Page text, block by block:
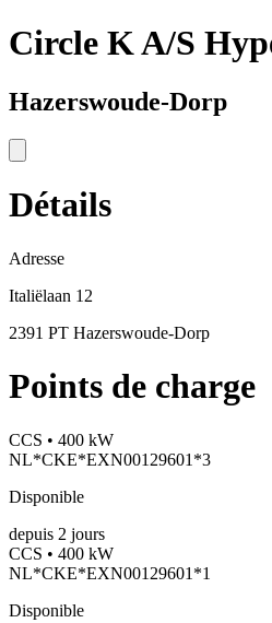
Circle K A/S
Hazerswoude-Dorp
Détails
Adresse
Italiëlaan 12
2391 PT Hazerswoude-Dorp
Points de charge
CCS • 400 kW
NL*CKE*EXN00129601*3
Disponible
depuis 2 jours
CCS • 400 kW
NL*CKE*EXN00129601*1
Disponible